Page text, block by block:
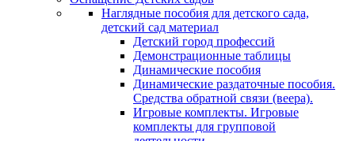
Наглядные пособия для детского сада,
детский сад материал
Детский город профессий
Демонстрационные таблицы
Динамические пособия
Динамические раздаточные пособия.
Средства обратной связи (веера).
Игровые комплекты. Игровые
комплекты для групповой